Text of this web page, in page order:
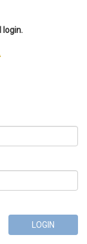
login.
LOGIN